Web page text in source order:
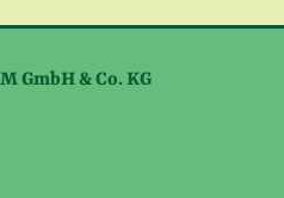
GmbH & Co. KG